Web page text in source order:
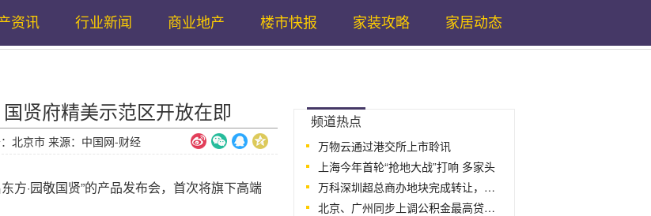
资讯 行业新闻 商业地产 楼市快报 家装攻略 家居动态
贤府精美示范区开放在即
北京市 来源：中国网-财经
·园敬国贤”的产品发布会，首次将旗下高端
频道热点
万物云通过港交所上市聆讯
上海今年首轮“抢地大战”打响 多家头
万科深圳超总商办地块完成转让，大股东深
北京、广州同步上调公积金最高贷款额度